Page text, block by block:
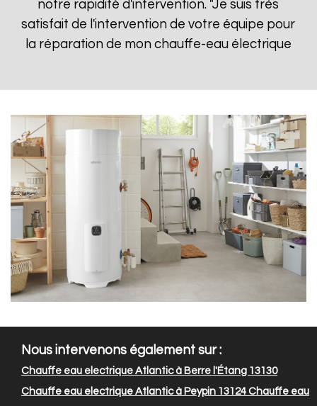
notre rapidité d'intervention. "Je suis très
satisfait de l'intervention de votre équipe pour
la réparation de mon chauffe-eau électrique
Nous intervenons également sur :
Chauffe eau electrique Atlantic à Berre l'Étang 13130
Chauffe eau electrique Atlantic à Peypin 13124 Chauffe eau